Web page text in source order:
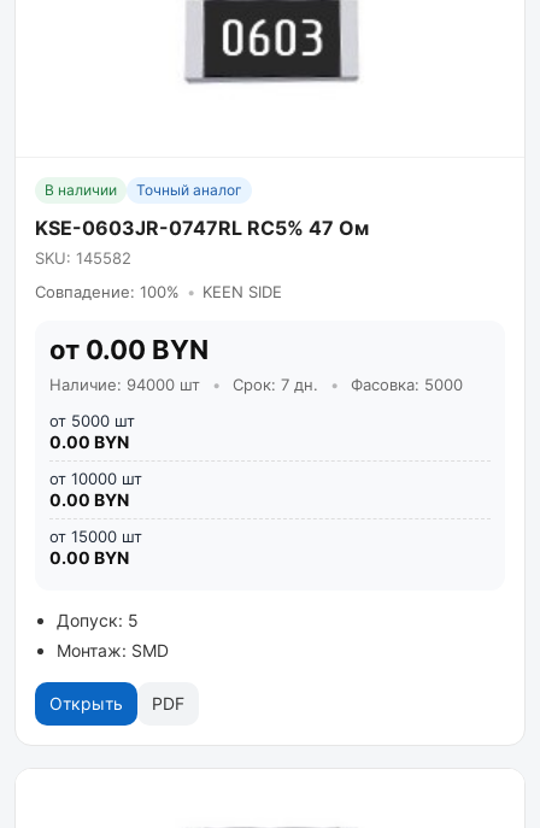
В наличии Точный аналог
KSE-0603JR-0747RL RC5% 47 Ом
SKU: 145582
Совпадение: 100% • KEEN SIDE
от 0.00 BYN
Наличие: 94000 шт • Срок: 7 дн. •
Фасовка: 5000
от 5000 шт
0.00 BYN
от 10000 шт
0.00 BYN
от 15000 шт
0.00 BYN
Допуск: 5
Монтаж: SMD
Открыть PDF